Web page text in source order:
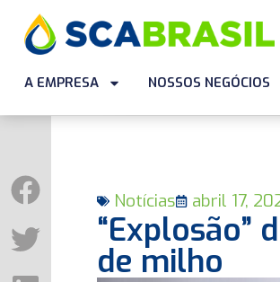
A EMPRESA NOSSOS NEGÓCIOS
Notícias abril 17,
“Explosão”
de milho